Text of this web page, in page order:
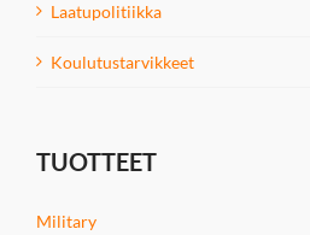
Laatupolitiikka
Koulutustarvikkeet
TUOTTEET
Military